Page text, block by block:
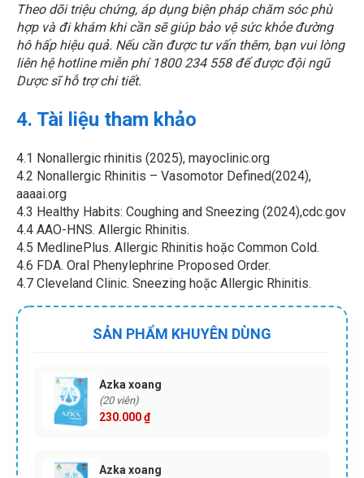
Theo dõi triệu chứng, áp dụng biện pháp chăm sóc phù
hợp và đi khám khi cần sẽ giúp bảo vệ sức khỏe đường
hô hấp hiệu quả. Nếu cần được tư vấn thêm, bạn vui lòng
liên hệ hotline miễn phí 1800 234 558 để được đội ngũ
Dược sĩ hỗ trợ chi tiết.
4. Tài liệu tham khảo
4.1 Nonallergic rhinitis (2025), mayoclinic.org
4.2 Nonallergic Rhinitis – Vasomotor Defined(2024),
aaaai.org
4.3 Healthy Habits: Coughing and Sneezing (2024),cdc.gov
4.4 AAO-HNS. Allergic Rhinitis.
4.5 MedlinePlus. Allergic Rhinitis hoặc Common Cold.
4.6 FDA. Oral Phenylephrine Proposed Order.
4.7 Cleveland Clinic. Sneezing hoặc Allergic Rhinitis.
SẢN PHẨM KHUYÊN DÙNG
Azka xoang
(20 viên)
230.000₫
Azka xoang